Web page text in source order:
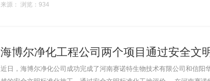
家以建筑工程施工、装饰装修、幕墙工程、钢结构工程......
来源： 浏览：934
海博尔净化工程公司两个项目通过安全文
近日，海博尔净化公司成功完成了河南赛诺特生物技术有限公司和信